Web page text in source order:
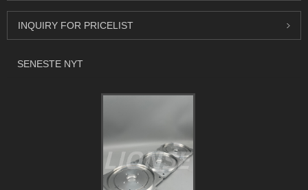
INQUIRY FOR PRICELIST
SENESTE NYT